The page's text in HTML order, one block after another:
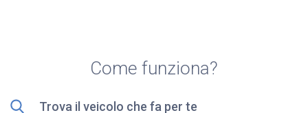
Come funziona?
Trova il veicolo che fa per te